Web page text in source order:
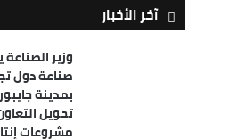
آخر الأخبار
وزير
صناعة دول
بمدينة
تحويل
مشروعات